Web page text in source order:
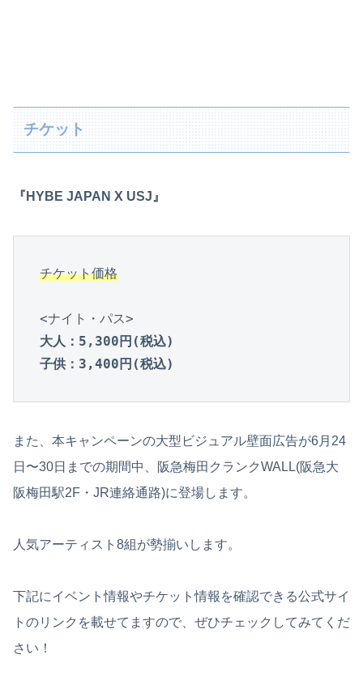
チケット
『HYBE JAPAN X USJ』
チケット価格
大人：5,300円(税込)
子供：3,400円(税込)
また、本キャンペーンの大型ビジュアル壁面広告が6月24
日〜30日までの期間中、阪急梅田クランクWALL(阪急大
阪梅田駅2F・JR連絡通路)に登場します。
人気アーティスト8組が勢揃いします。
下記にイベント情報やチケット情報を確認できる公式サイ
トのリンクを載せてますので、ぜひチェックしてみてくだ
さい！